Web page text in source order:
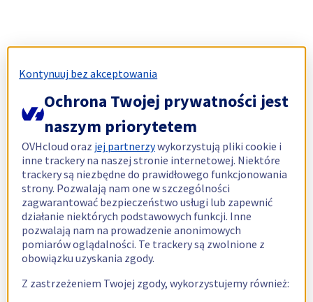
Kontynuuj bez akceptowania
Ochrona Twojej prywatności jest
naszym priorytetem
OVHcloud oraz jej partnerzywykorzystują pliki cookie i
inne trackery na naszej stronie internetowej. Niektóre
trackery są niezbędne do prawidłowego funkcjonowania
strony. Pozwalają nam one w szczególności
zagwarantować bezpieczeństwo usługi lub zapewnić
działanie niektórych podstawowych funkcji. Inne
pozwalają nam na prowadzenie anonimowych
pomiarów oglądalności. Te trackery są zwolnione z
obowiązku uzyskania zgody.
Z zastrzeżeniem Twojej zgody, wykorzystujemy również: